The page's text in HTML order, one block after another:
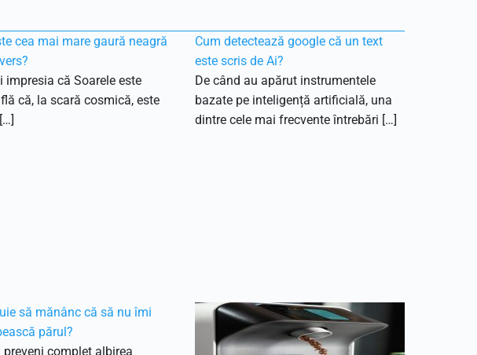
cea mai mare gaură neagră
impresia că Soarele este
că, la scară cosmică, este
Cum detectează google că un text
este scris de Ai?
De când au apărut instrumentele
bazate pe inteligență artificială, una
dintre cele mai frecvente întrebări […]
să mănânc că să nu îmi
părul?
preveni complet albirea